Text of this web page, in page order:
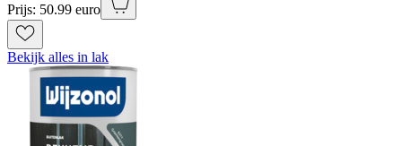
Prijs: 50.99 euro
Bekijk alles in lak